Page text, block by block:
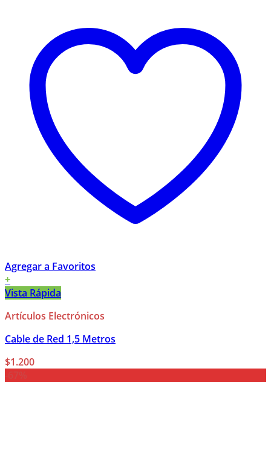
Agregar a Favoritos
+
Vista Rápida
Artículos Electrónicos
Cable de Red 1,5 Metros
$1.200